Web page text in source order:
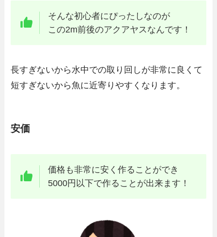
そんな初心者にぴったしなのが
この2m前後のアクアヤスなんです！
長すぎないから水中での取り回しが非常に良くて
短すぎないから魚に近寄りやすくなります。
安価
価格も非常に安く作ることができ
5000円以下で作ることが出来ます！